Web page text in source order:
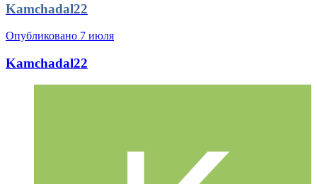
Kamchadal22
Опубликовано 7 июля
Kamchadal22